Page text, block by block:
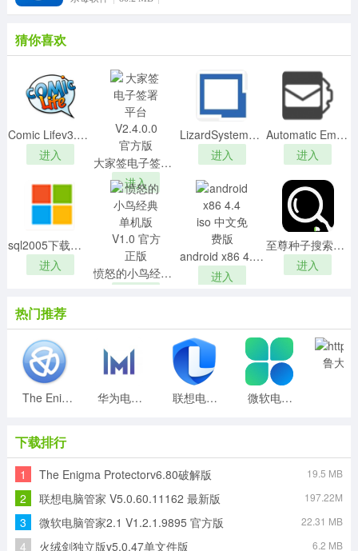
软件特色
1、火绒剑可以对电脑系统所有动作实时监控。
2、可以进行电脑系统深度扫描让电脑运行更安全。
3、采用最先进的开机启动项检测让流氓启动项快速消失。
4、对于指定软件行为进程规划整理得知最完善的行为信
息。
5、可以识别某些软件进程行得知进程逻辑获取运行信息判
主要功能
1、强大的“进程管理”功能，可以轻松查杀被Rootkit保护的
恶意程序。
2、与着名的“Process Monitor”工具类似，【火绒剑】提供
了便捷的监控信息过滤功能。不同的是，其过滤功能可以
3、针对恶意程序，还会检测出更多的启动项，让您更轻松
的分析问题。
4、包含反汇编、字符串提取等方便的功能，分析问题更方
便准确。
5、快速、全面的代码钩子扫描功能，可以让您快速定位
Rootkit、盗号木马、间谍软件等恶意程序。
猜你喜欢
Comic Lifev3.5.11破解版
进入
大家签电子签署平台 V2.4.0.0 官方版
进入
LizardSystems Remote Desktop Audit 21中文破解版
进入
Automatic Email Pro(自动电子邮件处理器)v2.4.21破解版(附安装教程+激活码)
进入
sql2005下载完整版 中文免费版
进入
愤怒的小鸟经典单机版 V1.0 官方正版
android x86 4.4 iso 中文免费版
进入
至尊种子搜索神器v6.98绿色免费版
进入
热门推荐
The Enigma Protectorv6.80破解版 华为电脑管家v11.1破解版 联想电脑管家 V5.0.60.11162 最新版 微软电脑管家2.1 V1.2.1.9895 官方版
下载排行
1 The Enigma Protectorv6.80破解版 19.5 MB
2 联想电脑管家 V5.0.60.11162 最新版 197.22M
3 微软电脑管家2.1 V1.2.1.9895 官方版 22.31 MB
4 火绒剑独立版v5.0.47单文件版 6.2 MB